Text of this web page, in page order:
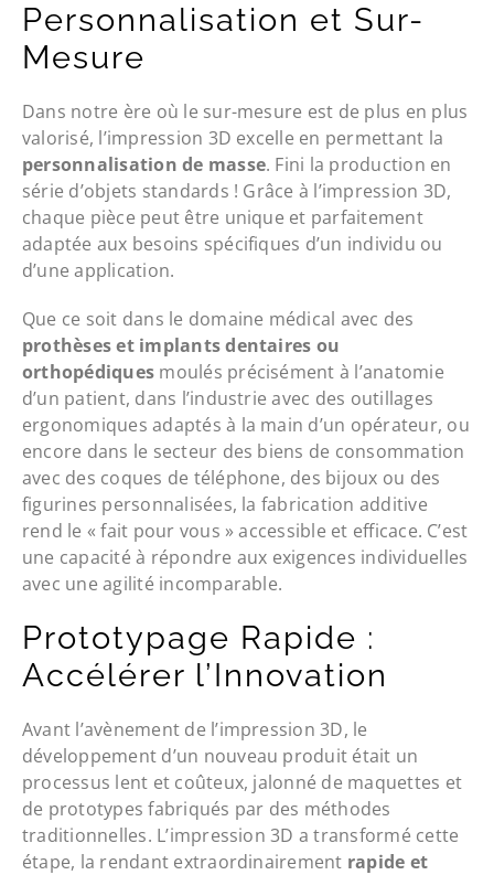
Personnalisation et Sur-
Mesure
Dans notre ère où le sur-mesure est de plus en plus
valorisé, l’impression 3D excelle en permettant la
personnalisation de masse. Fini la production en
série d’objets standards ! Grâce à l’impression 3D,
chaque pièce peut être unique et parfaitement
adaptée aux besoins spécifiques d’un individu ou
d’une application.
Que ce soit dans le domaine médical avec des
prothèses et implants dentaires ou
orthopédiques moulés précisément à l’anatomie
d’un patient, dans l’industrie avec des outillages
ergonomiques adaptés à la main d’un opérateur, ou
encore dans le secteur des biens de consommation
avec des coques de téléphone, des bijoux ou des
figurines personnalisées, la fabrication additive
rend le « fait pour vous » accessible et efficace. C’est
une capacité à répondre aux exigences individuelles
avec une agilité incomparable.
Prototypage Rapide :
Accélérer l’Innovation
Avant l’avènement de l’impression 3D, le
développement d’un nouveau produit était un
processus lent et coûteux, jalonné de maquettes et
de prototypes fabriqués par des méthodes
traditionnelles. L’impression 3D a transformé cette
étape, la rendant extraordinairement rapide et